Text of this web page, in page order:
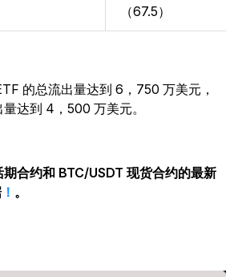
（67.5）
的总流出量达到 6，750 万美元，
达到 4，500 万美元。
合约和 BTC/USDT 现货合约的最新
！ 。